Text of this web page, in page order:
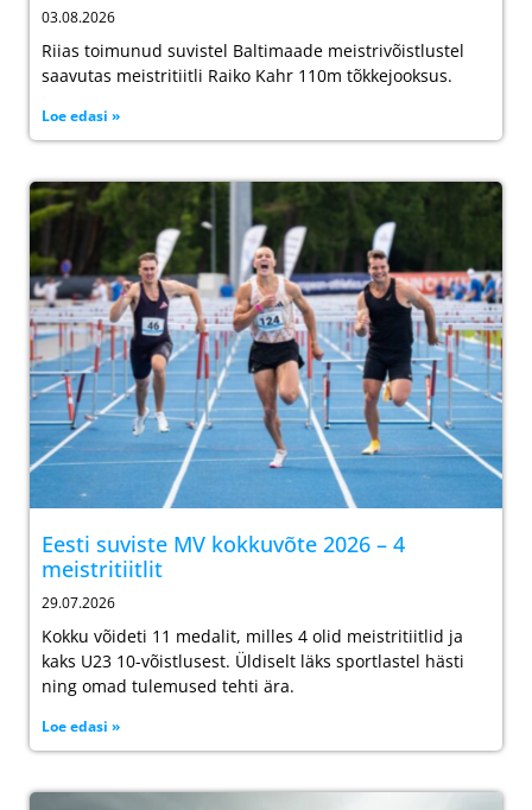
03.08.2026
Riias toimunud suvistel Baltimaade meistrivõistlustel
saavutas meistritiitli Raiko Kahr 110m tõkkejooksus.
Loe edasi »
Eesti suviste MV kokkuvõte 2026 – 4
meistritiitlit
29.07.2026
Kokku võideti 11 medalit, milles 4 olid meistritiitlid ja
kaks U23 10-võistlusest. Üldiselt läks sportlastel hästi
ning omad tulemused tehti ära.
Loe edasi »